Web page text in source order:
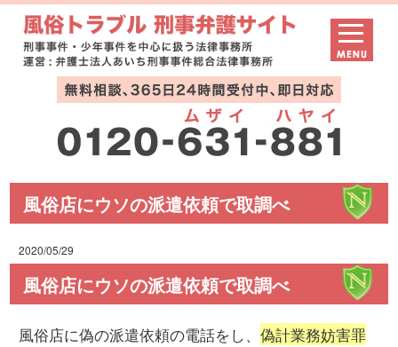
風俗店にウソの派遣依頼で取調べ
2020/05/29
風俗店にウソの派遣依頼で取調べ
風俗店に偽の派遣依頼の電話をし、偽計業務妨害罪